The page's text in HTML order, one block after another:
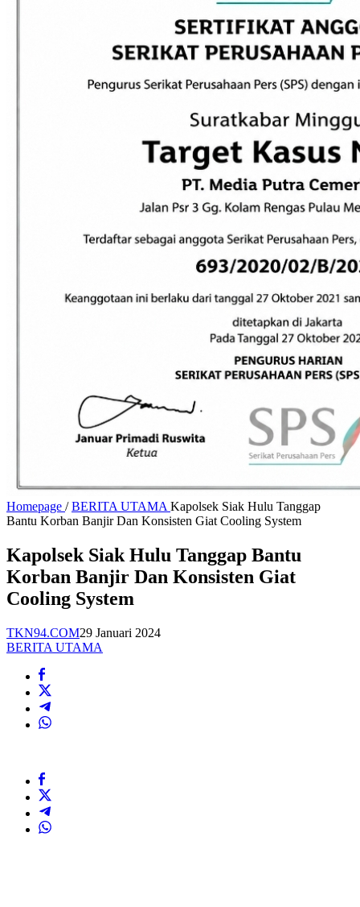
Homepage / BERITA UTAMA Kapolsek Siak Hulu Tanggap
Bantu Korban Banjir Dan Konsisten Giat Cooling System
Kapolsek Siak Hulu Tanggap Bantu
Korban Banjir Dan Konsisten Giat
Cooling System
TKN94.COM29 Januari 2024
BERITA UTAMA